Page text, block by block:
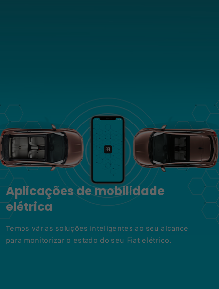
Aplicações de mobilidade
elétrica
Temos várias soluções inteligentes ao seu alcance
para monitorizar o estado do seu Fiat elétrico.